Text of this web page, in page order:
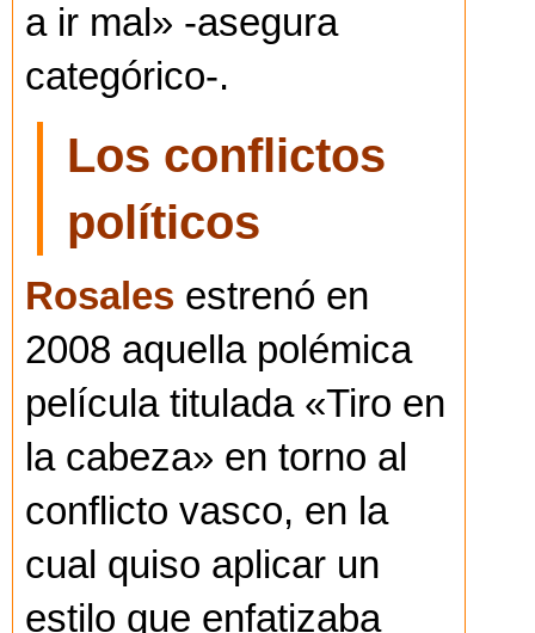
a ir mal» -asegura
categórico-.
Los conflictos
políticos
Rosales estrenó en
2008 aquella polémica
película titulada «Tiro en
la cabeza» en torno al
conflicto vasco, en la
cual quiso aplicar un
estilo que enfatizaba